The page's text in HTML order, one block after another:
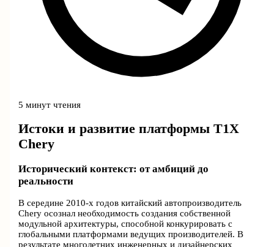
5 минут чтения
Истоки и развитие платформы T1X
Chery
Исторический контекст: от амбиций до
реальности
В середине 2010-х годов китайский автопроизводитель
Chery осознал необходимость создания собственной
модульной архитектуры, способной конкурировать с
глобальными платформами ведущих производителей. В
результате многолетних инженерных и дизайнерских